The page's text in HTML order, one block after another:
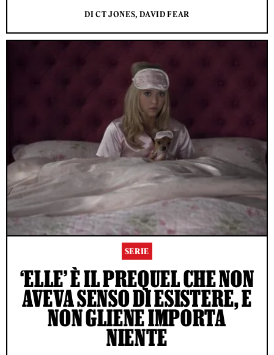
DI CT JONES, DAVID FEAR
SERIE
‘ELLE’ È IL PREQUEL CHE NON
AVEVA SENSO DI ESISTERE, E
NON GLIENE IMPORTA
NIENTE